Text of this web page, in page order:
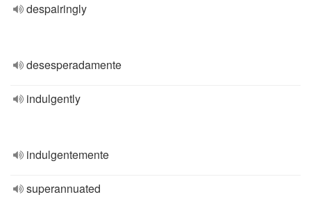
despairingly
desesperadamente
indulgently
indulgentemente
superannuated